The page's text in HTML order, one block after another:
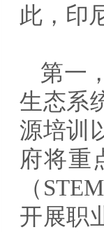
此，印
第一
生态系
源培训
府将重
（
开展职